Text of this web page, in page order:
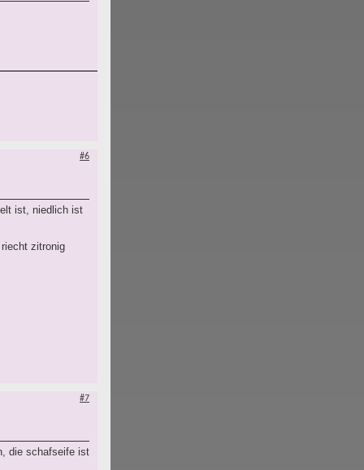
#6
ist, niedlich ist
zitronig
#7
die schafseife ist